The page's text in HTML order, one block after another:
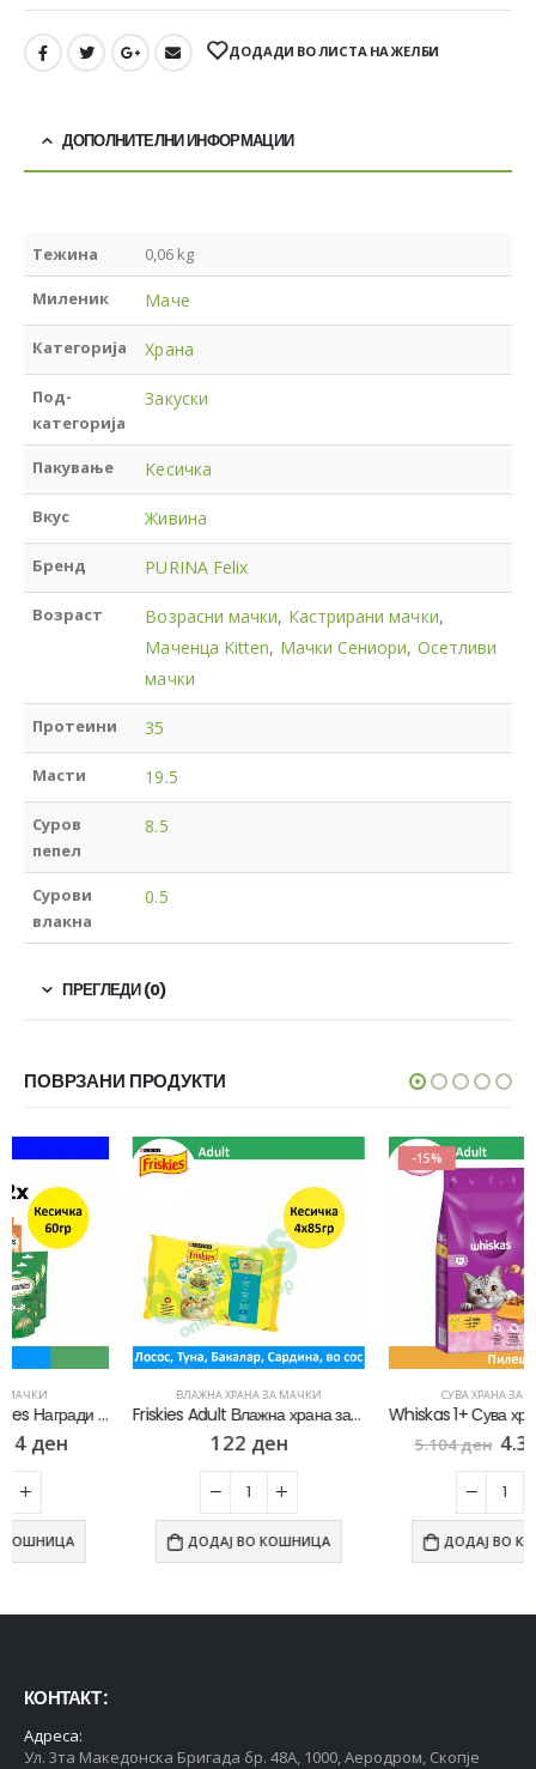
ДОДАДИ ВО ЛИСТА НА ЖЕЛБИ
ДОПОЛНИТЕЛНИ ИНФОРМАЦИИ
Тежина 0,06 kg
Миленик Маче
Категорија Храна
Под-
категорија
Закуски
Пакување Кесичка
Вкус Живина
Бренд PURINA Felix
Возраст Возрасни мачки, Кастрирани мачки,
Маченца Kitten, Мачки Сениори, Осетливи
мачки
Протеини 35
Масти 19.5
Суров
пепел
8.5
Сурови
влакна
0.5
ПРЕГЛЕДИ (0)
ПОВРЗАНИ ПРОДУКТИ
ВЛАЖНА ХРАНА ЗА МАЧКИ
Friskies Adult Влажна храна за Возрасни мачки со Лосос, Туна, Бакалар, Сардина во сос [Кесичка 4×85гр]
ДОДАЈ ВО КОШНИЦА
-15%
СУВА ХРАНА ЗА МАЧКИ
Whiskas 1+ Сува храна за Возрасни мачки со Пилешко и зеленчук [Вреќа 14кг]
4.338ден
ДОДАЈ ВО КОШНИЦА
КОНТАКТ :
Адреса:
Ул. 3та Македонска Бригада бр. 48А, 1000, Аеродром, Скопје